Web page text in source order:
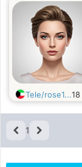
Tele/rose1...18
1